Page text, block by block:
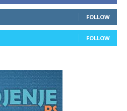
FOLLOW
FOLLOW